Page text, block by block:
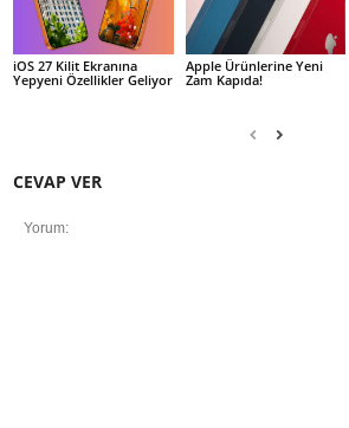
iOS 27 Kilit Ekranına
Yepyeni Özellikler Geliyor
Apple Ürünlerine Yeni
Zam Kapıda!
CEVAP VER